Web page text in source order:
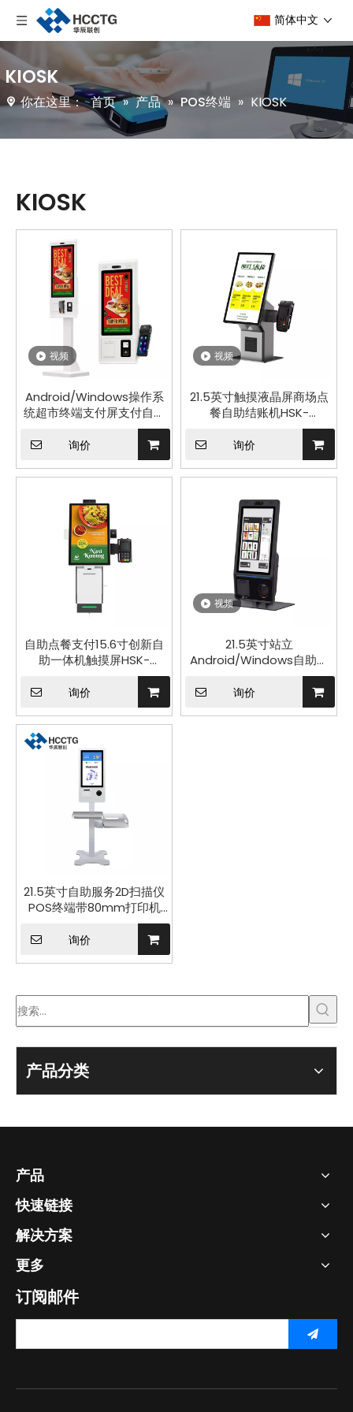
简体中文
KIOSK
你在这里： 首页 » 产品 » POS终端 » KIOSK
KIOSK
视频
Android/Windows操作系
统超市终端支付屏支付自助
点餐机HSK-TA21(HSK-
TW21)
询价
视频
21.5英寸触摸液晶屏商场点
餐自助结账机HSK-
KA21(HSK-KW21)
询价
自助点餐支付15.6寸创新自
助一体机触摸屏HSK-
SA15(HSK-SW15)
询价
视频
21.5英寸站立
Android/Windows自助订
单付款付款亭终端QR代码读
取器HCC-HM2000
询价
21.5英寸自助服务2D扫描仪
POS终端带80mm打印机
询价
产品分类
产品
快速链接
解决方案
更多
订阅邮件